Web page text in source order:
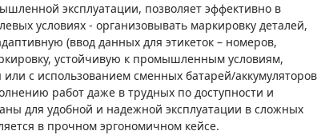
эксплуатации, позволяет эффективно в
условиях - организовывать маркировку деталей,
(ввод данных для этикеток – номеров,
устойчивую к промышленным условиям,
с использованием сменных батарей/аккумуляторов
работ даже в трудных по доступности и
для удобной и надежной эксплуатации в сложных
в прочном эргономичном кейсе.